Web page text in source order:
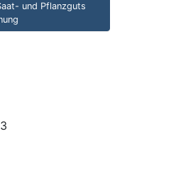
und Pflanzguts